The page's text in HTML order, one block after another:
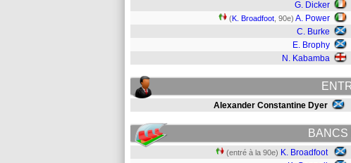
G. Dicker
(K. Broadfoot , 90e) A. Power
C. Burke
E. Brophy
N. Kabamba
Alexander Constantine Dyer
(entré à la 90e) K. Broadfoot